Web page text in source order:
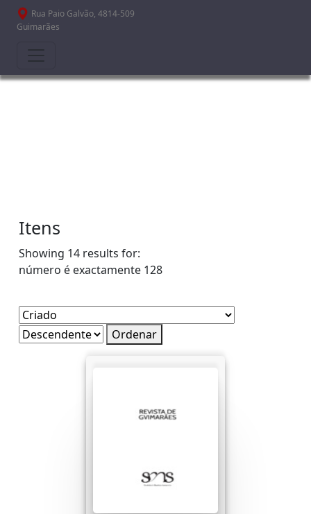
Passar para o conteúdo principal
Rua Paio Galvão, 4814-509
Guimarães
Itens
Showing 14 results for:
número é exactamente 128
Ordenar